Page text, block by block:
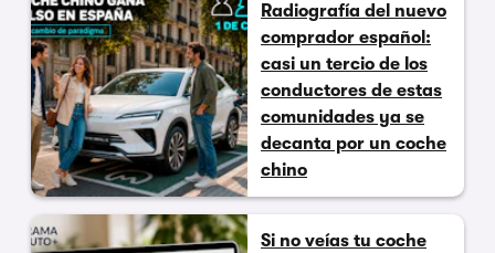
Radiografía del nuevo
comprador español:
casi un tercio de los
conductores de estas
comunidades ya se
decanta por un coche
chino
Si no veías tu coche